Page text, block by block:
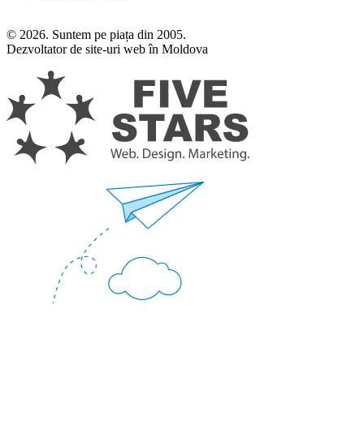
© 2026. Suntem pe piața din 2005.
Dezvoltator de site-uri web în Moldova